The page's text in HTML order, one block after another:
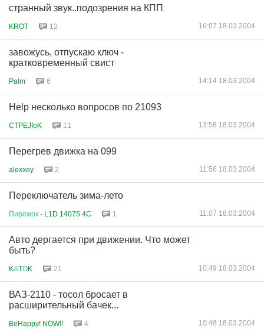
странный звук..подозрения на КПП
KROT 12 16:07 18.03.2004
завожусь, отпускаю ключ -
кратковременный свист
Palm 6 14:14 18.03.2004
Help несколько вопросов по 21093
CTPEJIoK 11 13:58 18.03.2004
Перегрев движка на 099
alexxey 2 11:56 18.03.2004
Переключатель зима-лето
Пирожок - L1D 14075 4C 1 11:07 18.03.2004
Авто дергается при движении. Что может
быть?
KАTОK 21 10:49 18.03.2004
ВАЗ-2110 - тосол бросает в
расширительный бачек...
BeHappy! NOW!! 4 10:48 18.03.2004